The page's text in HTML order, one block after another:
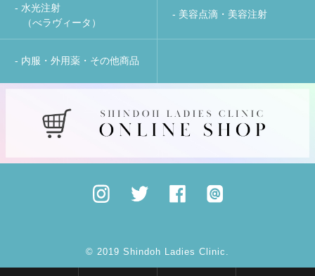
- 水光注射
（べラヴィータ）
- 美容点滴・美容注射
- 内服・外用薬・その他商品
© 2019 Shindoh Ladies Clinic.